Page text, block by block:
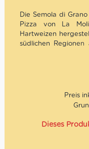
Die Semola di
Pizza von La
Hartweizen
südlichen
mit einem
und einer warmen,
La Molisana ist
Geschichte einer
es ist, einzigartige
Die Marke wurde
und ist heute
Dieses